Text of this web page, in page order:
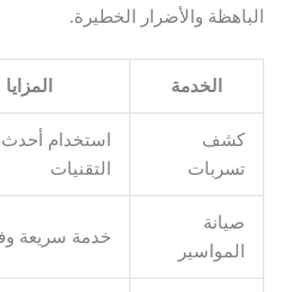
الباهظة والأضرار الخطيرة.
الخدمة المزايا
كشف
تسربات
استخدام أحدث
التقنيات
صيانة
المواسير
خدمة سريعة